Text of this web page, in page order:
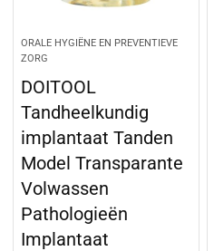
ORALE HYGIËNE EN PREVENTIEVE
ZORG
DOITOOL
Tandheelkundig
implantaat Tanden
Model Transparante
Volwassen
Pathologieën
Implantaat